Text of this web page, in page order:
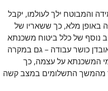
והמבוטח ילך לעולמו, יקבל
באופן מלא, כך ששאריו של
נוסף של כלל ביטוח משכנתא
כושר עבודה – גם במקרה
המשכנתא על עצמה, כך
מהמשך התשלומים במצב קשה